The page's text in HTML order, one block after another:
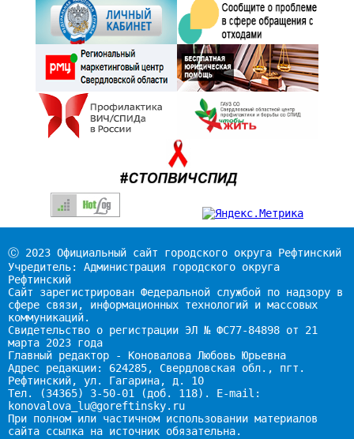
Ⓒ 2023 Официальный сайт городского округа Рефтинский
Учредитель: Администрация городского округа
Рефтинский
Сайт зарегистрирован Федеральной службой по надзору в
сфере связи, информационных технологий и массовых
коммуникаций.
Свидетельство о регистрации ЭЛ № ФС77-84898 от 21
марта 2023 года
Главный редактор - Коновалова Любовь Юрьевна
Адрес редакции: 624285, Свердловская обл., пгт.
Рефтинский, ул. Гагарина, д. 10
Тел. (34365) 3-50-01 (доб. 118). E-mail:
konovalova_lu@goreftinsky.ru
При полном или частичном использовании материалов
сайта ссылка на источник обязательна.